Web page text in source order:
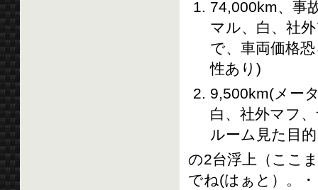
74,000km、事
マル、白、社
で、車両価格
性あり)
9,500km(メー
白、社外マフ
ルーム見た目
の2台浮上（ここ
でね(はぁと）。